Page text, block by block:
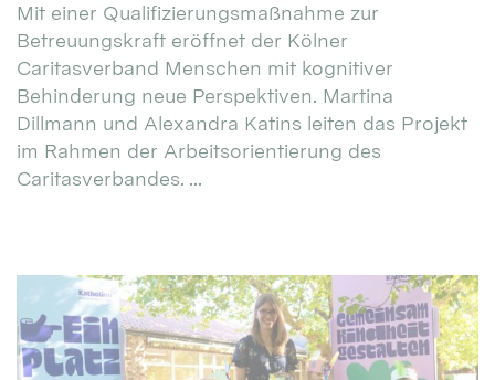
Mit einer Qualifizierungsmaßnahme zur
Betreuungskraft eröffnet der Kölner
Caritasverband Menschen mit kognitiver
Behinderung neue Perspektiven. Martina
Dillmann und Alexandra Katins leiten das Projekt
im Rahmen der Arbeitsorientierung des
Caritasverbandes. ...